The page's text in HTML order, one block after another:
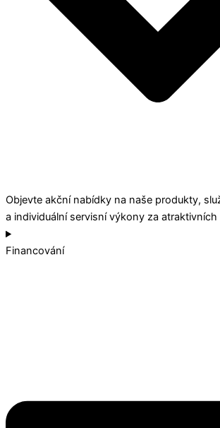
Objevte akční nabídky na naše produkty,
a individuální servisní výkony za
Financování